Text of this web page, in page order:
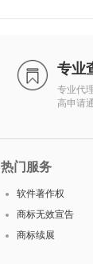
专业
专业代
高申请
热门服务
软件著作权
商标无效宣告
商标续展